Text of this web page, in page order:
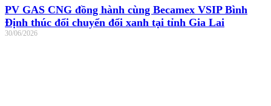
PV GAS CNG đồng hành cùng Becamex VSIP Bình
Định thúc đổi chuyển đổi xanh tại tỉnh Gia Lai
30/06/2026